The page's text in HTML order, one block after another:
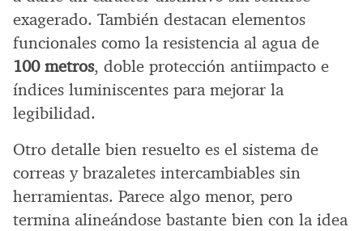
exagerado. También destacan elementos
funcionales como la resistencia al agua de
100 metros, doble protección antiimpacto e
índices luminiscentes para mejorar la
legibilidad.
Otro detalle bien resuelto es el sistema de
correas y brazaletes intercambiables sin
herramientas. Parece algo menor, pero
termina alineándose bastante bien con la idea